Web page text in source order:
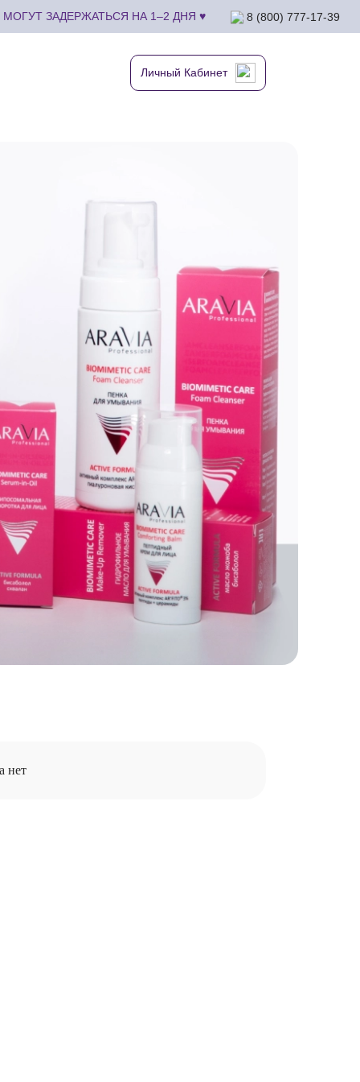
ЗАДЕРЖАТЬСЯ НА 1–2 ДНЯ ♥ 8 (800) 777-17-39
Личный Кабинет
нет